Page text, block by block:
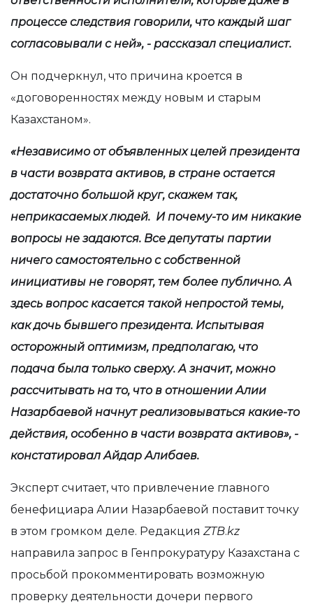
процессе следствия говорили, что каждый шаг
согласовывали с ней», - рассказал специалист.
Он подчеркнул, что причина кроется в
«договоренностях между новым и старым
Казахстаном».
«Независимо от объявленных целей президента
в части возврата активов, в стране остается
достаточно большой круг, скажем так,
неприкасаемых людей. И почему-то им никакие
вопросы не задаются. Все депутаты партии
ничего самостоятельно с собственной
инициативы не говорят, тем более публично. А
здесь вопрос касается такой непростой темы,
как дочь бывшего президента. Испытывая
осторожный оптимизм, предполагаю, что
подача была только сверху. А значит, можно
рассчитывать на то, что в отношении Алии
Назарбаевой начнут реализовываться какие-то
действия, особенно в части возврата активов», -
констатировал Айдар Алибаев.
Эксперт считает, что привлечение главного
бенефициара Алии Назарбаевой поставит точку
в этом громком деле. Редакция ZTB.kz
направила запрос в Генпрокуратуру Казахстана с
просьбой прокомментировать возможную
проверку деятельности дочери первого